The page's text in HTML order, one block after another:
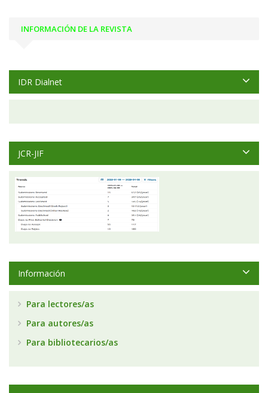
INFORMACIÓN DE LA REVISTA
IDR Dialnet
JCR-JIF
Información
Para lectores/as
Para autores/as
Para bibliotecarios/as